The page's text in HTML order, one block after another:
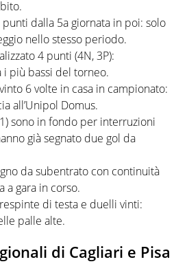
dalla 5a giornata in poi: solo
nello stesso periodo.
4 punti (4N, 3P):
più bassi del torneo.
6 volte in casa in campionato:
all’Unipol Domus.
sono in fondo per interruzioni
già segnato due gol da
da subentrato con continuità
a gara in corso.
di testa e duelli vinti:
palle alte.
di Cagliari e Pisa